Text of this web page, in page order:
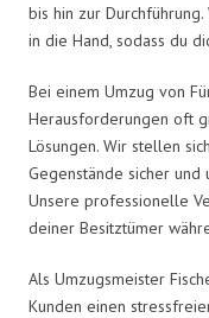
bis hin zur
in die Hand, sodass du
Bei einem Umzug von
Herausforderungen oft
Lösungen. Wir stellen
Gegenstände sicher
Unsere professionelle
deiner Besitztümer
Als Umzugsmeister
Kunden einen